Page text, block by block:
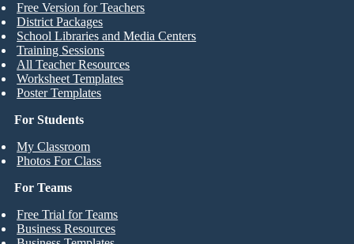
For Students
My Classroom
Photos For Class
Free Version for Teachers
District Packages
School Libraries and Media Centers
Training Sessions
All Teacher Resources
Worksheet Templates
Poster Templates
For Teams
Free Trial for Teams
Business Resources